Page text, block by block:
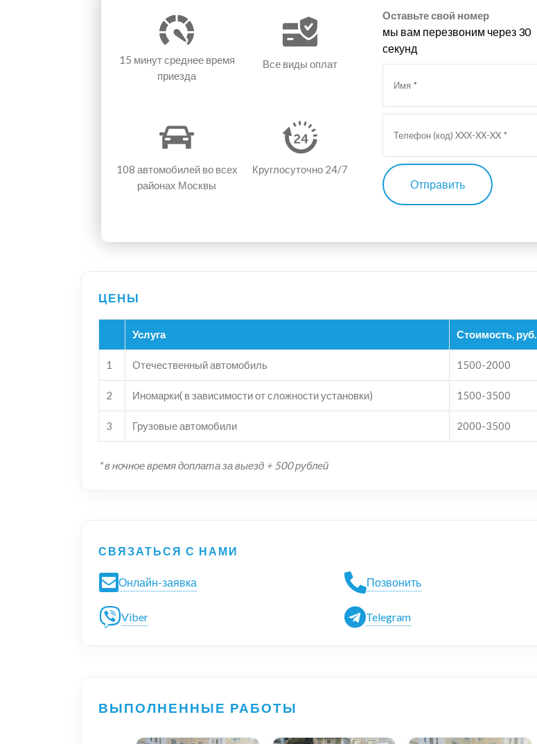
15 минутсреднее время
приезда
Все виды оплат
108 автомобилей во всех
районах Москвы
Круглосуточно 24/7
Оставьте свой номер
мы вам перезвоним через 30
секунд
Отправить
Услуга Стоимость, руб.
1 Отечественный автомобиль 1500-2000
2 Иномарки( в зависимости от сложности установки) 1500-3500
3 Грузовые автомобили 2000-3500
* в ночное время доплата за выезд + 500 рублей
СВЯЗАТЬСЯ С НАМИ
Онлайн-заявка Позвонить
Viber Telegram
ВЫПОЛНЕННЫЕ РАБОТЫ